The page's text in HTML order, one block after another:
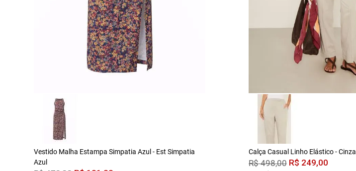
Vestido Malha Estampa Simpatia Azul - Est Simpatia
Azul
Calça Casual Linho Elástico - Cinza
R$ 498,00 R$ 249,00